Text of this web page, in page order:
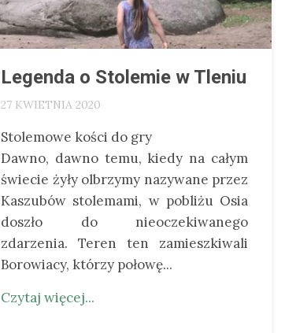
Legenda o Stolemie w Tleniu
27 KWIETNIA 2020
Stolemowe kości do gry
Dawno, dawno temu, kiedy na całym
świecie żyły olbrzymy nazywane przez
Kaszubów stolemami, w pobliżu Osia
doszło do nieoczekiwanego
zdarzenia. Teren ten zamieszkiwali
Borowiacy, którzy połowę...
Czytaj więcej...